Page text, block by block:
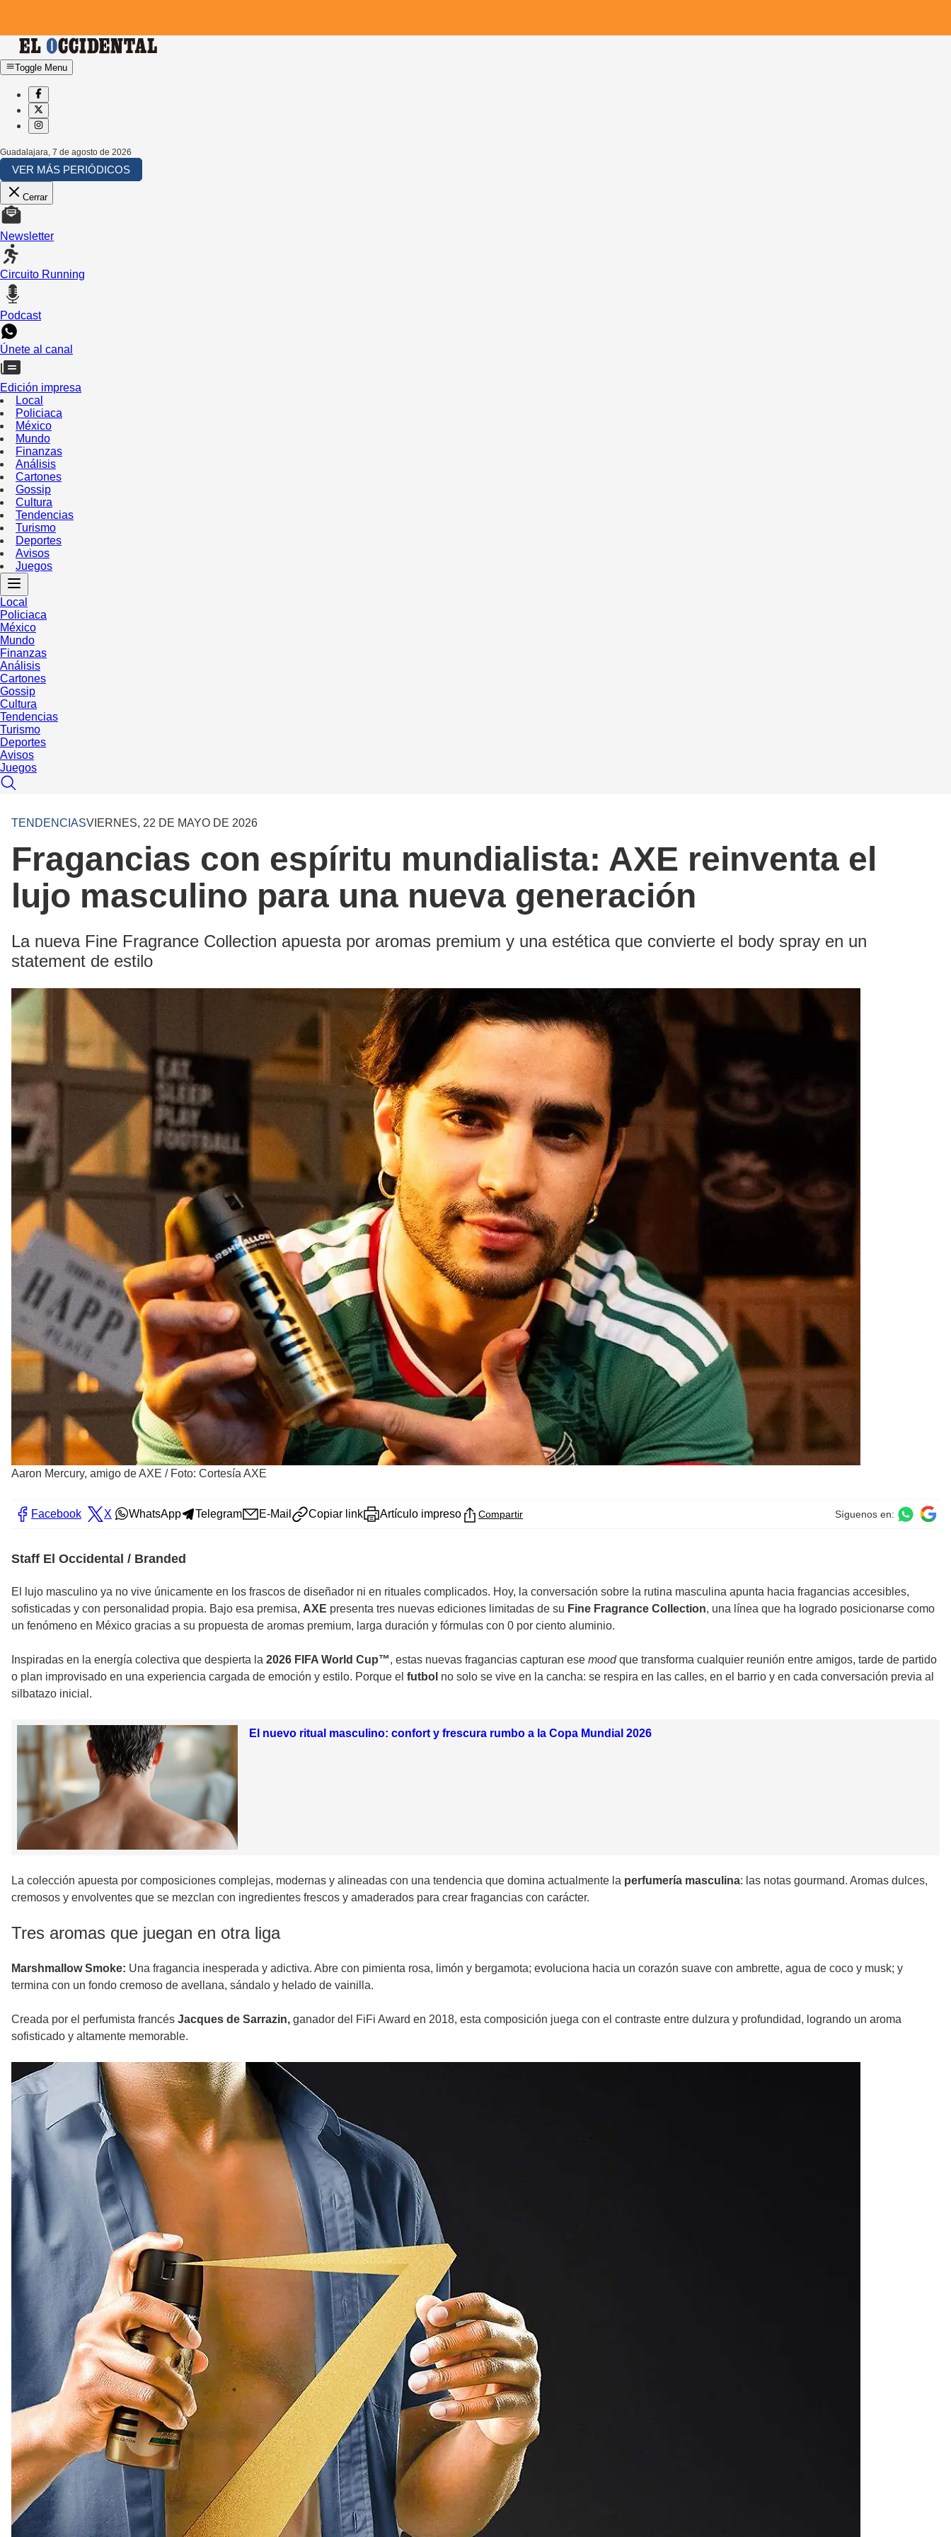
Toggle Menu
Guadalajara, 7 de agosto de 2026
VER MÁS PERIÓDICOS
Cerrar
Newsletter
Circuito Running
Podcast
Únete al canal
Edición impresa
Local
Policiaca
México
Mundo
Finanzas
Análisis
Cartones
Gossip
Cultura
Tendencias
Turismo
Deportes
Avisos
Juegos
Local
Policiaca
México
Mundo
Finanzas
Análisis
Cartones
Gossip
Cultura
Tendencias
Turismo
Deportes
Avisos
Juegos
TENDENCIASVIERNES, 22 DE MAYO DE 2026
Fragancias con espíritu mundialista: AXE reinventa el
lujo masculino para una nueva generación
La nueva Fine Fragrance Collection apuesta por aromas premium y una estética que convierte el body spray en un
statement de estilo
Aaron Mercury, amigo de AXE / Foto: Cortesía AXE
Facebook X WhatsApp Telegram E-Mail Copiar link Artículo impreso Compartir Síguenos en:
Staff El Occidental / Branded
El lujo masculino ya no vive únicamente en los frascos de diseñador ni en rituales complicados. Hoy, la conversación sobre la rutina masculina apunta hacia fragancias accesibles,
sofisticadas y con personalidad propia. Bajo esa premisa, AXE presenta tres nuevas ediciones limitadas de su Fine Fragrance Collection, una línea que ha logrado posicionarse como
un fenómeno en México gracias a su propuesta de aromas premium, larga duración y fórmulas con 0 por ciento aluminio.
Inspiradas en la energía colectiva que despierta la 2026 FIFA World Cup™, estas nuevas fragancias capturan ese moodque transforma cualquier reunión entre amigos, tarde de partido
o plan improvisado en una experiencia cargada de emoción y estilo. Porque el futbol no solo se vive en la cancha: se respira en las calles, en el barrio y en cada conversación previa al
silbatazo inicial.
El nuevo ritual masculino: confort y frescura rumbo a la Copa Mundial 2026
La colección apuesta por composiciones complejas, modernas y alineadas con una tendencia que domina actualmente la perfumería masculina: las notas gourmand. Aromas dulces,
cremosos y envolventes que se mezclan con ingredientes frescos y amaderados para crear fragancias con carácter.
Tres aromas que juegan en otra liga
Marshmallow Smoke: Una fragancia inesperada y adictiva. Abre con pimienta rosa, limón y bergamota; evoluciona hacia un corazón suave con ambrette, agua de coco y musk; y
termina con un fondo cremoso de avellana, sándalo y helado de vainilla.
Creada por el perfumista francés Jacques de Sarrazin, ganador del FiFi Award en 2018, esta composición juega con el contraste entre dulzura y profundidad, logrando un aroma
sofisticado y altamente memorable.